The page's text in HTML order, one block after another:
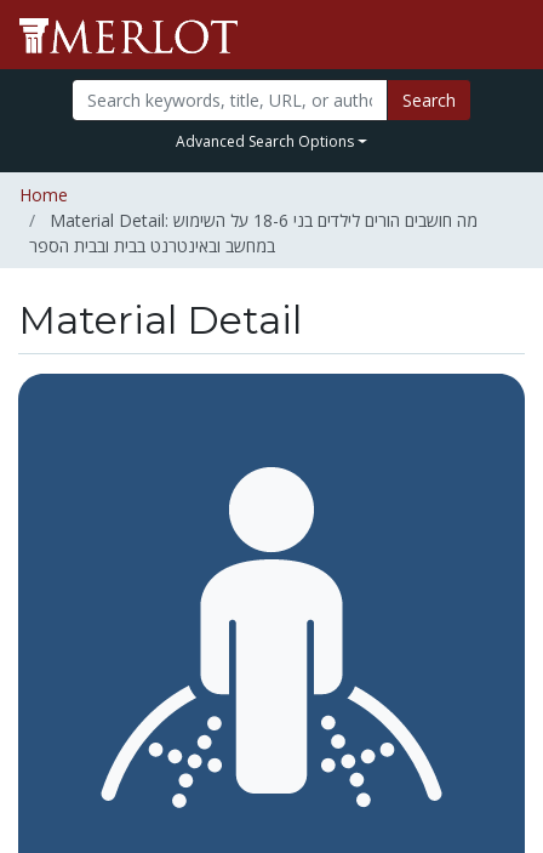
Search
Advanced Search Options
Home
Material Detail: מה חושבים הורים לילדים בני 18-6 על השימוש
במחשב ובאינטרנט בבית ובבית הספר
Material Detail